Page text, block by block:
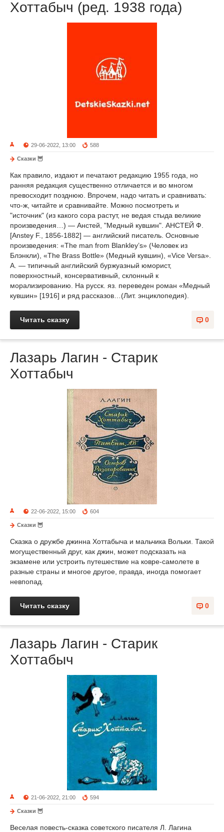
Хоттабыч (ред. 1938 года)
29-06-2022, 13:00 588
Сказки 🦉
Как правило, издают и печатают редакцию 1955 года, но
ранняя редакция существенно отличается и во многом
превосходит позднюю. Впрочем, надо читать и сравнивать:
что-ж, читайте и сравнивайте. Можно посмотреть и
"источник" (из какого сора растут, не ведая стыда великие
произведения…) — Анстей, "Медный кувшин". АНСТЕЙ Ф.
[Anstey F., 1856-1882] — английский писатель. Основные
произведения: «The man from Blankley’s» (Человек из
Блэнкли), «The Brass Bottle» (Медный кувшин), «Vice Versa».
А. — типичный английский буржуазный юморист,
поверхностный, консервативный, склонный к
морализированию. На русск. яз. переведен роман «Медный
кувшин» [1916] и ряд рассказов…(Лит. энциклопедия).
0
Читать сказку
Лазарь Лагин - Старик
Хоттабыч
22-06-2022, 15:00 604
Сказки 🦉
Сказка о дружбе джинна Хоттабыча и мальчика Вольки. Такой
могущественный друг, как джин, может подсказать на
экзамене или устроить путешествие на ковре-самолете в
разные страны и многое другое, правда, иногда помогает
невпопад.
0
Читать сказку
Лазарь Лагин - Старик
Хоттабыч
21-06-2022, 21:00 594
Сказки 🦉
Веселая повесть-сказка советского писателя Л. Лагина